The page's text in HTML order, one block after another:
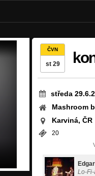
ČVN
st 29
středa
Mashroom
Karviná, ČR
20
Lo-